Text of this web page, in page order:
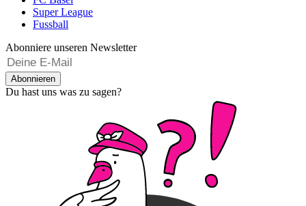
Super League
Fussball
Abonniere unseren Newsletter
Abonnieren
Du hast uns was zu sagen?